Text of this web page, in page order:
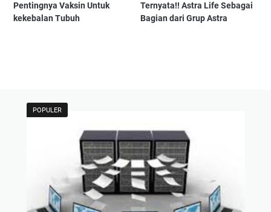
Pentingnya Vaksin Untuk
kekebalan Tubuh
Ternyata!! Astra Life Sebagai
Bagian dari Grup Astra
POPULER